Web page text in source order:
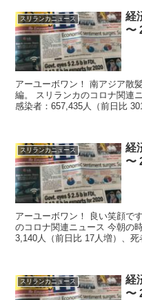
スリランカニュース
経
〜
アーユーボワン！ 南アジア散髪あるある、インド編。 スリランカ
編。 スリランカのコロナ関連ニュース 今朝時点、スリランカ国内の
感染者：657,435人（前日比
スリランカニュース
経
〜
アーユーボワン！ 良い笑顔ですが、ちょっと強烈。。。 スリランカ
のコロナ関連ニュース 今朝の時点で、スリランカ国内の感染者
スリランカニュース
経
〜